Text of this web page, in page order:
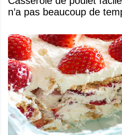
n’a pas beaucoup de